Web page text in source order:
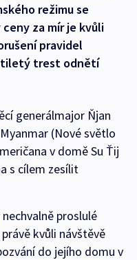
režimu se
za mír je kvůli
pravidel
trest odnětí
generálmajor Ňjan
(Nové světlo
v domě Su Ťij
s cílem zesílit
proslulé
kvůli návštěvě
do jejího domu v